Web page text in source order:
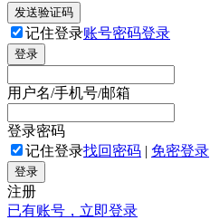
发送验证码
记住登录账号密码登录
登录
用户名/手机号/邮箱
登录密码
记住登录找回密码 | 免密登录
登录
注册
已有账号，立即登录